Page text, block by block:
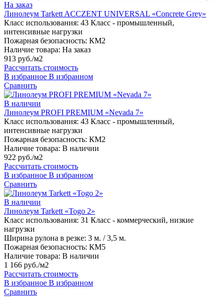
На заказ
Линолеум Tarkett ACCZENT UNIVERSAL «Concrete Grey»
Класс использования: 43 Класс - промышленный,
интенсивные нагрузки
Пожарная безопасность: КМ2
Наличие товара: На заказ
913 руб./м2
Рассчитать стоимость
В избранное В избранном
Сравнить
В наличии
Линолеум PROFI PREMIUM «Nevada 7»
Класс использования: 43 Класс - промышленный,
интенсивные нагрузки
Пожарная безопасность: КМ2
Наличие товара: В наличии
922 руб./м2
Рассчитать стоимость
В избранное В избранном
Сравнить
В наличии
Линолеум Tarkett «Togo 2»
Класс использования: 31 Класс - коммерческий, низкие
нагрузки
Ширина рулона в резке: 3 м. / 3,5 м.
Пожарная безопасность: КМ5
Наличие товара: В наличии
1 166 руб./м2
Рассчитать стоимость
В избранное В избранном
Сравнить